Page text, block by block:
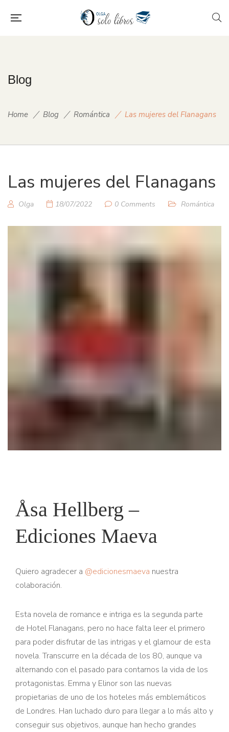
Blog
Home Blog Romántica Las mujeres del Flanagans
Las mujeres del Flanagans
Olga 18/07/2022 0 Comments Romántica
Åsa Hellberg –
Ediciones Maeva
Quiero agradecer a @edicionesmaeva nuestra
colaboración.
Esta novela de romance e intriga es la segunda parte
de Hotel Flanagans, pero no hace falta leer el primero
para poder disfrutar de las intrigas y el glamour de esta
novela. Transcurre en la década de los 80, aunque va
alternando con el pasado para contarnos la vida de los
protagonistas. Emma y Elinor son las nuevas
propietarias de uno de los hoteles más emblemáticos
de Londres. Han luchado duro para llegar a lo más alto y
conseguir sus objetivos, aunque han hecho grandes